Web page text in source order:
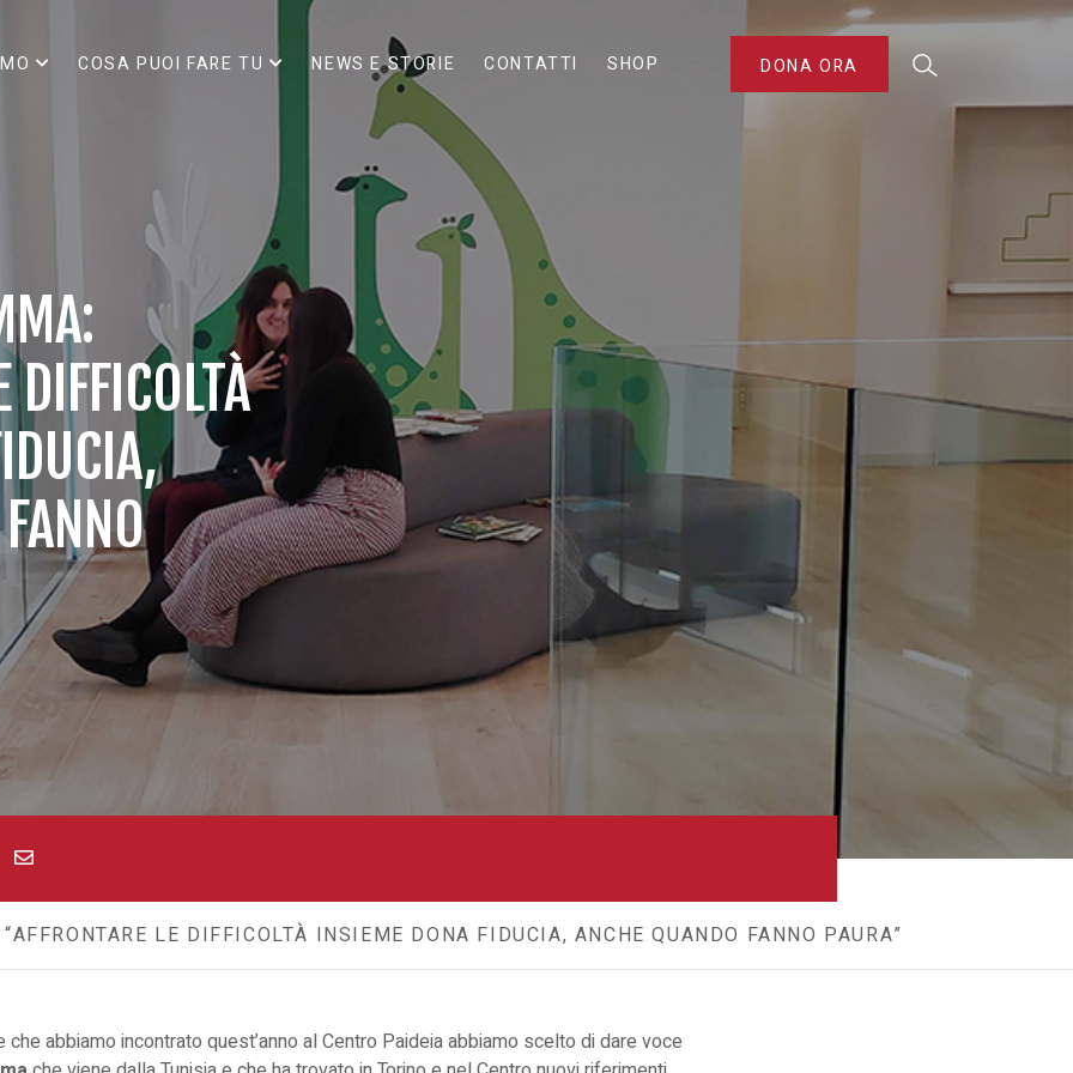
COSA PUOI FARE TU NEWS E STORIE CONTATTI SHOP DONA ORA
DIFFICOLTÀ
LE DIFFICOLTÀ INSIEME DONA FIDUCIA, ANCHE QUANDO FANNO PAURA”
che abbiamo incontrato quest’anno al Centro Paideia abbiamo scelto di dare voce